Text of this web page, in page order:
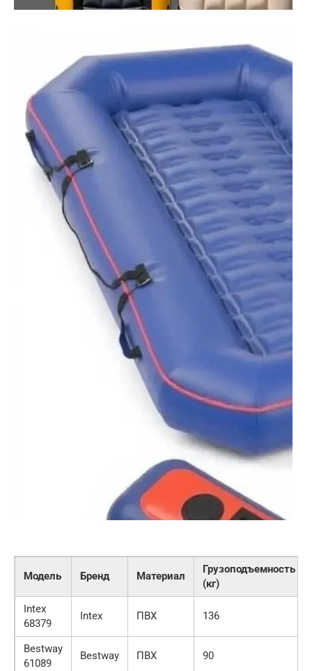
Модель Бренд Материал
Грузоподъемность
(кг)
Intex
68379
Intex ПВХ 136
Bestway
61089
Bestway ПВХ 90